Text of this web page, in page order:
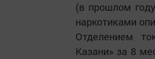
(в прошлом
наркотиками
Отделением
Казани» за 8